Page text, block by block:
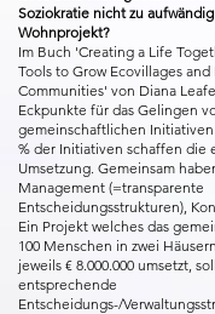
Soziokratie nicht zu
Wohnprojekt?
Im Buch 'Creating a Life
Tools to Grow Ecovillages
Communities' von Diana
Eckpunkte für das Gelingen
gemeinschaftlichen
% der Initiativen schaffen die
Umsetzung. Gemeinsam
Management (=transparente
Entscheidungsstrukturen),
Ein Projekt welches das
100 Menschen in zwei
jeweils € 8.000.000 umsetzt,
entsprechende
Entscheidungs-/